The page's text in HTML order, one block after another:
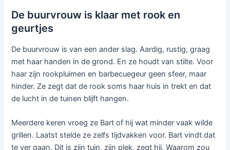
De buurvrouw is klaar met rook en
geurtjes
De buurvrouw is van een ander slag. Aardig, rustig, graag
met haar handen in de grond. En ze houdt van stilte. Voor
haar zijn rookpluimen en barbecuegeur geen sfeer, maar
hinder. Ze zegt dat de rook soms haar huis in trekt en dat
de lucht in de tuinen blijft hangen.
Meerdere keren vroeg ze Bart of hij wat minder vaak wilde
grillen. Laatst stelde ze zelfs tijdvakken voor. Bart vindt dat
te ver gaan. Dit is zijn tuin, zijn plek, zegt hij. Waarom zou